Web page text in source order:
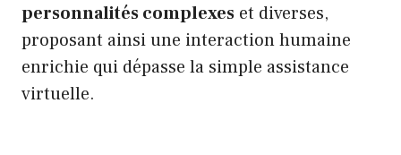
personnalités complexes et diverses,
proposant ainsi une interaction humaine
enrichie qui dépasse la simple assistance
virtuelle.